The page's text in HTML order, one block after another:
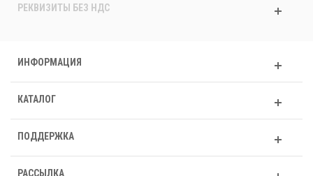
РЕКВИЗИТЫ БЕЗ НДС
ИНФОРМАЦИЯ
КАТАЛОГ
ПОДДЕРЖКА
РАССЫЛКА